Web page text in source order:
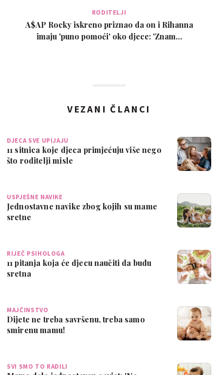
RODITELJI
A$AP Rocky iskreno priznao da on i Rihanna
imaju 'puno pomoći' oko djece: 'Znam…
VEZANI ČLANCI
DJECA SVE UPIJAJU
11 sitnica koje djeca primjećuju više nego
što roditelji misle
USPJEŠNE NAVIKE
Jednostavne navike zbog kojih su mame
sretne
RIJEČ PSIHOLOGA
11 pitanja koja će djecu naučiti da budu
sretna
MAJČINSTVO
Dijete ne treba savršenu, treba samo
smirenu mamu!
SVI SMO TO RADILI